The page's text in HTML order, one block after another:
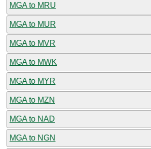
MGA to MRU
MGA to MUR
MGA to MVR
MGA to MWK
MGA to MYR
MGA to MZN
MGA to NAD
MGA to NGN